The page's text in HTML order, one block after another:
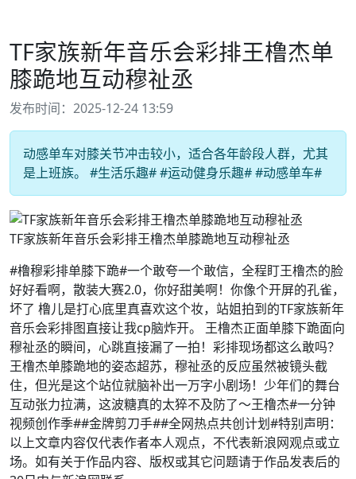
TF家族新年音乐会彩排王橹杰单
膝跪地互动穆祉丞
发布时间：2025-12-24 13:59
动感单车对膝关节冲击较小，适合各年龄段人群，尤其
是上班族。 #生活乐趣# #运动健身乐趣# #动感单车#
TF家族新年音乐会彩排王橹杰单膝跪地互动穆祉丞
#橹穆彩排单膝下跪#一个敢夸一个敢信，全程盯王橹杰的脸
好好看啊，散装大赛2.0，你好甜美啊！你像个开屏的孔雀，
坏了 橹儿是打心底里真喜欢这个妆，站姐拍到的TF家族新年
音乐会彩排图直接让我cp脑炸开。 王橹杰正面单膝下跪面向
穆祉丞的瞬间，心跳直接漏了一拍！彩排现场都这么敢吗？
王橹杰单膝跪地的姿态超苏，穆祉丞的反应虽然被镜头截
住，但光是这个站位就脑补出一万字小剧场！少年们的舞台
互动张力拉满，这波糖真的太猝不及防了～王橹杰#一分钟
视频创作季##金牌剪刀手##全网热点共创计划#特别声明：
以上文章内容仅代表作者本人观点，不代表新浪网观点或立
场。如有关于作品内容、版权或其它问题请于作品发表后的